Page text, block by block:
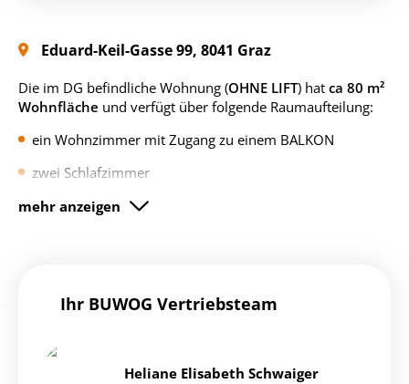
Eduard-Keil-Gasse 99, 8041 Graz
Die im DG befindliche Wohnung (OHNE LIFT) hat ca 80 m²
Wohnfläche und verfügt über folgende Raumaufteilung:
ein Wohnzimmer mit Zugang zu einem BALKON
zwei Schlafzimmer
eine Küche
eine Abstellkammer
Ihr BUWOG Vertriebsteam
Heliane Elisabeth Schwaiger